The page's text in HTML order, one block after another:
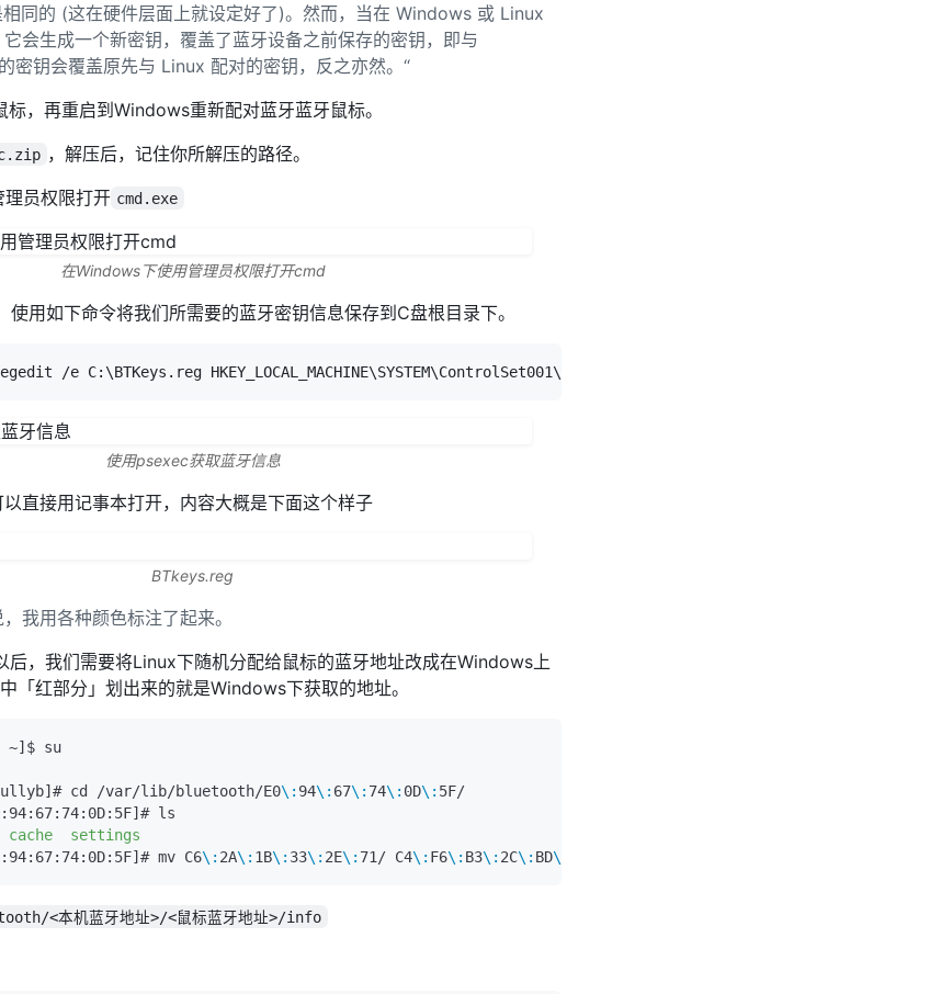
同的 (这在硬件层面上就设定好了)。然而，当在 Windows 或 Linux
会生成一个新密钥，覆盖了蓝牙设备之前保存的密钥，即与
密钥会覆盖原先与 Linux 配对的密钥，反之亦然。“
，再重启到Windows重新配对蓝牙蓝牙鼠标。
，解压后，记住你所解压的路径。
员权限打开 cmd.exe
在Windows下使用管理员权限打开cmd
用如下命令将我们所需要的蓝牙密钥信息保存到C盘根目录下。
使用psexec获取蓝牙信息
直接用记事本打开，内容大概是下面这个样子
BTkeys.reg
我用各种颜色标注了起来。
后，我们需要将Linux下随机分配给鼠标的蓝牙地址改成在Windows上
「红部分」划出来的就是Windows下获取的地址。
[zhullyb@Archlinux ~]$ su
cd /var/lib/bluetooth/E0\: 94\: 67\: 74\: 0D\:
5F/
cache
mv C6\: 2A\: 1B\: 33\: 2E\: 71/ C4\: F6\: B3\: 2C\: BD\:
<本机蓝牙地址>/<鼠标蓝牙地址>/info